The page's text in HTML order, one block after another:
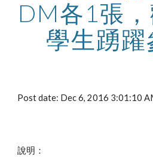
DM各1張
學生踴躍
Post date: Dec 6, 2016 3:01:10
說明：